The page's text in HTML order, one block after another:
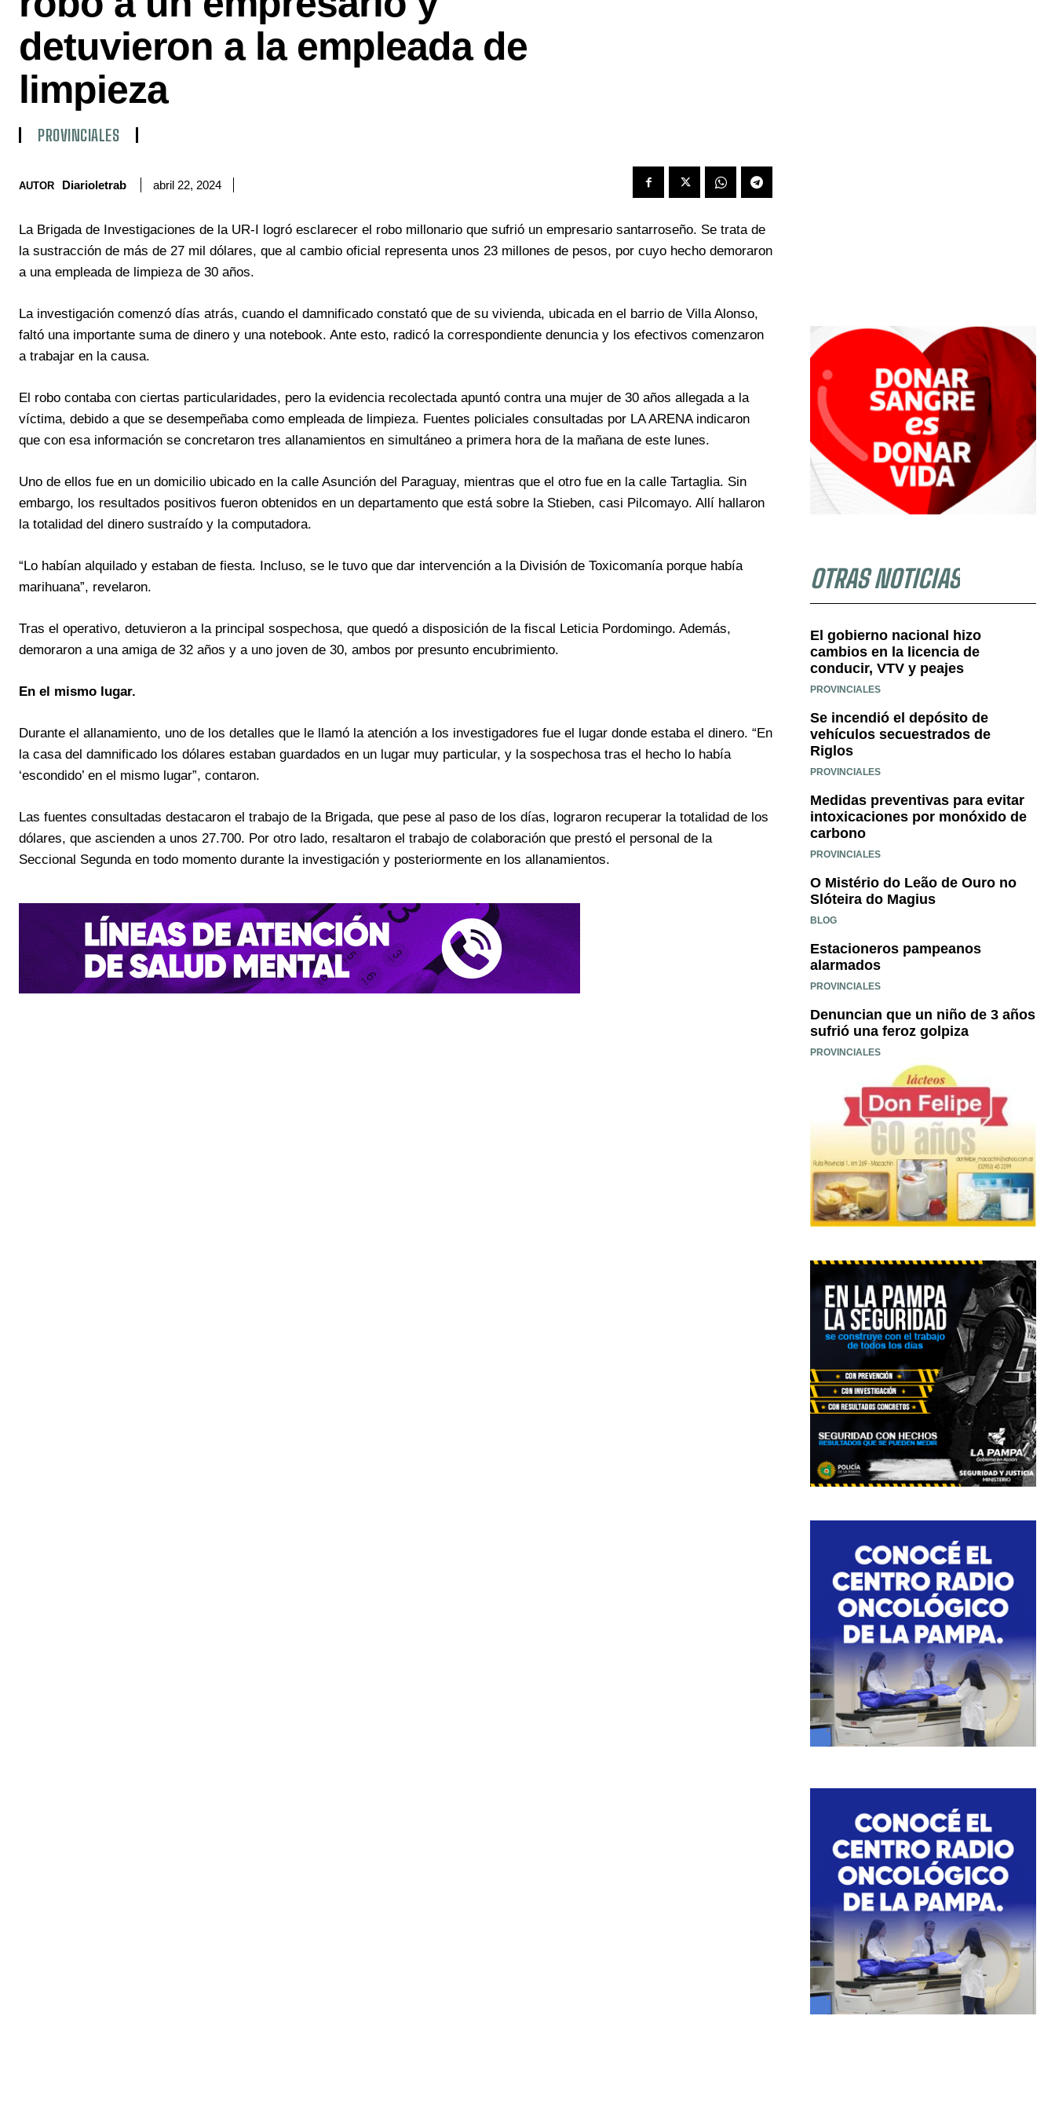
detuvieron a la empleada de
limpieza
PROVINCIALES
AUTOR Diarioletrab abril 22, 2024
La Brigada de Investigaciones de la UR-I logró esclarecer el robo millonario que sufrió un empresario santarroseño. Se trata de
la sustracción de más de 27 mil dólares, que al cambio oficial representa unos 23 millones de pesos, por cuyo hecho demoraron
a una empleada de limpieza de 30 años.
La investigación comenzó días atrás, cuando el damnificado constató que de su vivienda, ubicada en el barrio de Villa Alonso,
faltó una importante suma de dinero y una notebook. Ante esto, radicó la correspondiente denuncia y los efectivos comenzaron
a trabajar en la causa.
El robo contaba con ciertas particularidades, pero la evidencia recolectada apuntó contra una mujer de 30 años allegada a la
víctima, debido a que se desempeñaba como empleada de limpieza. Fuentes policiales consultadas por LA ARENA indicaron
que con esa información se concretaron tres allanamientos en simultáneo a primera hora de la mañana de este lunes.
Uno de ellos fue en un domicilio ubicado en la calle Asunción del Paraguay, mientras que el otro fue en la calle Tartaglia. Sin
embargo, los resultados positivos fueron obtenidos en un departamento que está sobre la Stieben, casi Pilcomayo. Allí hallaron
la totalidad del dinero sustraído y la computadora.
“Lo habían alquilado y estaban de fiesta. Incluso, se le tuvo que dar intervención a la División de Toxicomanía porque había
marihuana”, revelaron.
Tras el operativo, detuvieron a la principal sospechosa, que quedó a disposición de la fiscal Leticia Pordomingo. Además,
demoraron a una amiga de 32 años y a uno joven de 30, ambos por presunto encubrimiento.
En el mismo lugar.
Durante el allanamiento, uno de los detalles que le llamó la atención a los investigadores fue el lugar donde estaba el dinero. “En
la casa del damnificado los dólares estaban guardados en un lugar muy particular, y la sospechosa tras el hecho lo había
‘escondido’ en el mismo lugar”, contaron.
Las fuentes consultadas destacaron el trabajo de la Brigada, que pese al paso de los días, lograron recuperar la totalidad de los
dólares, que ascienden a unos 27.700. Por otro lado, resaltaron el trabajo de colaboración que prestó el personal de la
Seccional Segunda en todo momento durante la investigación y posteriormente en los allanamientos.
OTRAS NOTICIAS
El gobierno nacional hizo
cambios en la licencia de
conducir, VTV y peajes
PROVINCIALES
Se incendió el depósito de
vehículos secuestrados de
Riglos
PROVINCIALES
Medidas preventivas para evitar
intoxicaciones por monóxido de
carbono
PROVINCIALES
O Mistério do Leão de Ouro no
Slóteira do Magius
BLOG
Estacioneros pampeanos
alarmados
PROVINCIALES
Denuncian que un niño de 3 años
sufrió una feroz golpiza
PROVINCIALES